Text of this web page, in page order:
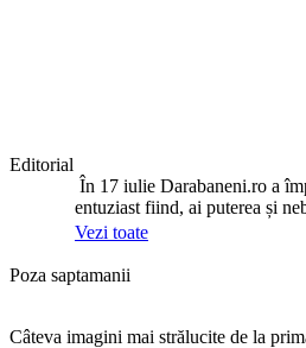
Editorial
În 17 iulie Darabaneni.ro a
entuziast fiind, ai puterea și
Vezi toate
Poza saptamanii
Câteva imagini mai strălucite de la